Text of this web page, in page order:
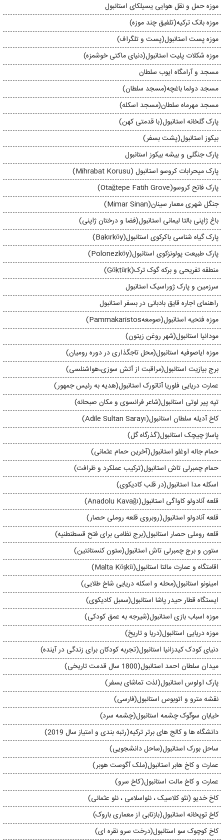
موزه حمل و نقل هوایی یسیلکای استانبول
موزه بانک ترکیه(تلفیق چند موزه)
موزه پست استانبول(پست و تلگراف)
موزه شكلات پلیت استانبول(دنیای ماکتی خوشمزه)
مسجد و آرامگاه ایوب سلطان
مسجد دولما باغچه(مسجد سلطان)
مسجد مهرماه سلطان(مسجد اسکله)
پارک گلخانه استانبول(با قدمتی کهن)
بیکوز استانبول(پشت بسفر)
پارک جنگلی و بیشه بیکوز استانبول
پارک میحرابات کروسو استانبول (Mihrabat Korusu)
پارک فاتح کروسو(Otağtepe Fatih Grove)
جنگل شهری معمار سینان(Mimar Sinan)
باغ ژاپنی بالتا لیمانی استانبول(فضا و درختان ژاپنی)
پارک گیاه شناسی باکرکوی استانبول(Bakırköy)
پارک طبیعت پولونزکوی استانبول(Polonezköy)
منطقه تفریحی و برکه گوک ترک(Göktürk)
سرزمین و پارک ژوراسیک استانبول
راهنمای اجاره قایق بادبانی در بسفر استانبول
موزه فتحیه استانبول(صومعهPammakaristos)
مودانیا استانبول(شهر روغن زیتون)
موزه ایاصوفیه استانبول(محل تاجگذاری در دوره رومیان)
برج بیازیت استانبول(مراقبت از آتش سوزی،هواشنلسی)
عمارت دریایی فلوریا آتاتورک استانبول(هدیه به رئيس جمهور)
تپه پیر لوتی استانبول(شاعر فرانسوی و مکان صبحانه)
کاخ آدیله سلطان استانبول(Adile Sultan Sarayı)
پاساژ چیچک استانبول(گذرگاه گل)
حمام جاله اوغلو استانبول(آخرین حمام عثمانی)
حمام چمبرلی تاش استانبول(ترکیب عملکرد و ظرافت)
اسکله مدا استانبول(در قلب کادیکوی)
قلعه آنادولو کاواگی استانبول(Anadolu Kavağı)
قلعه آنادولو استانبول(روبروی قلعه روملی حصار)
قلعه روملی حصار استانبول(برج نظامی برای فتح قسطنطنیه)
ستون و برج چمبرلی تاش استانبول(ستون کنستانتین)
اقامتگاه و عمارت مالتا استانبول(Malta Köşkü)
امینونو استانبول(محله و اسکله دریایی شاخ طلایی)
ایستگاه قطار حیدر پاشا استانبول(سمبل كاديكوی)
موزه اسباب بازی استانبول(شیرجه به عمق کودکی)
موزه دریایی استانبول(دریا و تاریخ)
دنیای کودک کیدزانیا استانبول(تجربه کودکان برای زندگی در آینده)
میدان سلطان احمد استانبول(1800 سال قدمت تاریخی)
پارک اولوس استانبول(لذت تماشای بسفر)
نقشه مترو و اتوبوس استانبول(فارسی)
خیابان سوگوک چشمه استانبول(چشمه سرد)
دانشگاه ها و کالج های برتر ترکیه(رتبه بندی و امتیاز سال 2019)
ساحل بورک استانبول(ساحل دانشجویی)
عمارت و کاخ هابر استانبول(ملک آگوست هوبر)
عمارت و کاخ مالت استانبول(کاخ سرو)
کاخ خدیو (نئو کلاسیک ، نئواسلامی ، نئو عثمانی)
کاخ توپخانه استانبول(بازتابی از معماری باروک)
کاخ کوچوک سو استانبول(درخت سرو نقره ای)